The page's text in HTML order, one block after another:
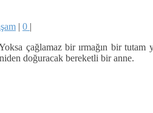
| 0 |
çağlamaz bir ırmağın bir
doğuracak bereketli bir anne.